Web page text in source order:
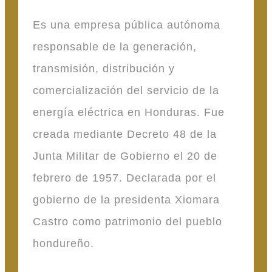
Es una empresa pública autónoma
responsable de la generación,
transmisión, distribución y
comercialización del servicio de la
energía eléctrica en Honduras. Fue
creada mediante Decreto 48 de la
Junta Militar de Gobierno el 20 de
febrero de 1957. Declarada por el
gobierno de la presidenta Xiomara
Castro como patrimonio del pueblo
hondureño.